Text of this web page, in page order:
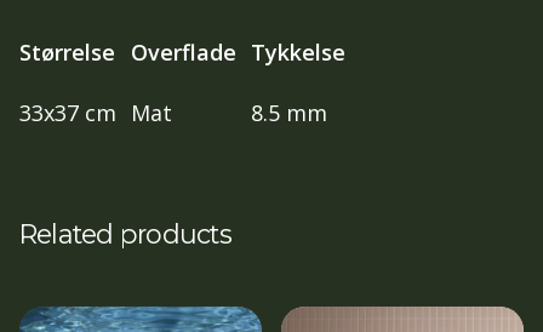
Størrelse Overflade Tykkelse
33x37 cm Mat 8.5 mm
Related products